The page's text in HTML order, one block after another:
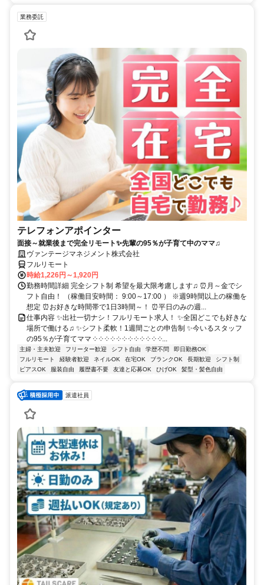
業務委託
テレフォンアポインター
面接～就業後まで完全リモート✨先輩の95％が子育て中のママ♫
ヴァンテージマネジメント株式会社
フルリモート
時給1,226円～1,920円
勤務時間詳細 完全シフト制 希望を最大限考慮します♫ ⏰月～金でシ
フト自由！ （稼働目安時間： 9:00～17:00 ） ※週9時間以上の稼働を
想定 ⏰お好きな時間帯で1日3時間～！ ⏰平日のみの週...
仕事内容 ✨出社一切ナシ！フルリモート求人！ ✨全国どこでも好きな
場所で働ける♫ ✨シフト柔軟！1週間ごとの申告制 ✨今いるスタッフ
の95％が子育てママ ༶ ༶ ༶ ༶ ༶ ༶ ༶ ༶ ༶ ༶ ༶ ༶...
主婦・主夫歓迎 フリーター歓迎 シフト自由 学歴不問
即日勤務OK
フルリモート
経験者歓迎 ネイルOK 在宅OK ブランクOK 長期歓迎
シフト制
ピアスOK
服装自由 履歴書不要 友達と応募OK ひげOK 髪型・髪色自由
派遣社員